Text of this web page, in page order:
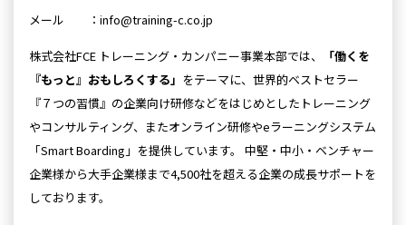
メール ：info@training-c.co.jp
株式会社FCE トレーニング・カンパニー事業本部では、
「働くを
『もっと』おもしろくする」 をテーマに、世界的ベストセラー
『７つの習慣』の企業向け研修などをはじめとしたトレーニング
やコンサルティング、またオンライン研修やeラーニングシステム
「Smart Boarding」を提供しています。 中堅・中小・ベンチャー
企業様から大手企業様まで4,500社を超える企業の成長サポートを
しております。